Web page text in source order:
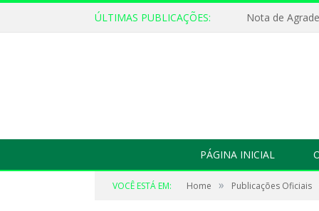
ÚLTIMAS PUBLICAÇÕES: Nota de
PÁGINA INICIAL
VOCÊ ESTÁ EM: Home » Publicações Oficiais